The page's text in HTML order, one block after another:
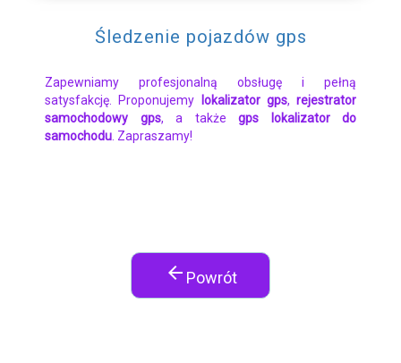
Śledzenie pojazdów gps
Zapewniamy profesjonalną obsługę i pełną
satysfakcję. Proponujemy
lokalizator gps, rejestrator
samochodowy gps, a także gps lokalizator do
samochodu . Zapraszamy!
arrow_back Powrót